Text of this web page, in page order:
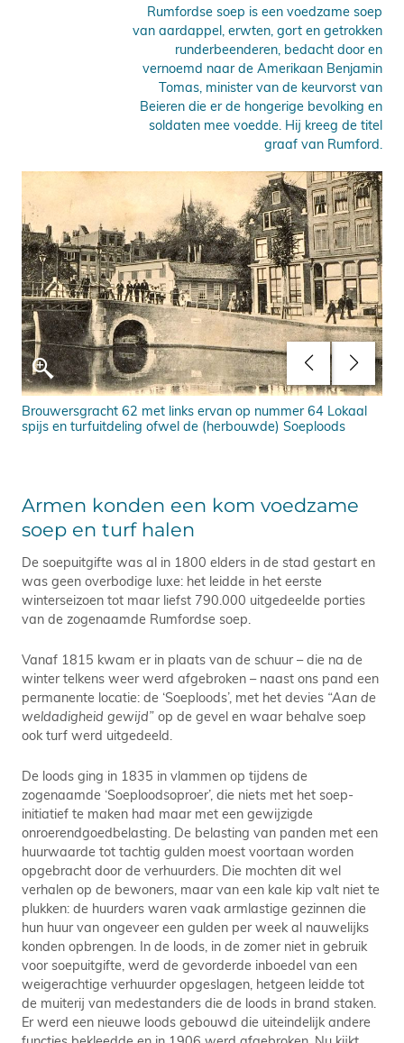
Rumfordse soep is een voedzame soep
van aardappel, erwten, gort en getrokken
runderbeenderen, bedacht door en
vernoemd naar de Amerikaan Benjamin
Tomas, minister van de keurvorst van
Beieren die er de hongerige bevolking en
soldaten mee voedde. Hij kreeg de titel
graaf van Rumford.
Brouwersgracht 62 met links ervan op nummer 64 Lokaal
spijs en turfuitdeling ofwel de (herbouwde) Soeploods
Armen konden een kom voedzame
soep en turf halen
De soepuitgifte was al in 1800 elders in de stad gestart en
was geen overbodige luxe: het leidde in het eerste
winterseizoen tot maar liefst 790.000 uitgedeelde porties
van de zogenaamde Rumfordse soep.
Vanaf 1815 kwam er in plaats van de schuur – die na de
winter telkens weer werd afgebroken – naast ons pand een
permanente locatie: de ‘Soeploods’, met het devies “Aan de
weldadigheid gewijd” op de gevel en waar behalve soep
ook turf werd uitgedeeld.
De loods ging in 1835 in vlammen op tijdens de
zogenaamde ‘Soeploodsoproer’, die niets met het soep-
initiatief te maken had maar met een gewijzigde
onroerendgoedbelasting. De belasting van panden met een
huurwaarde tot tachtig gulden moest voortaan worden
opgebracht door de verhuurders. Die mochten dit wel
verhalen op de bewoners, maar van een kale kip valt niet te
plukken: de huurders waren vaak armlastige gezinnen die
hun huur van ongeveer een gulden per week al nauwelijks
konden opbrengen. In de loods, in de zomer niet in gebruik
voor soepuitgifte, werd de gevorderde inboedel van een
weigerachtige verhuurder opgeslagen, hetgeen leidde tot
de muiterij van medestanders die de loods in brand staken.
Er werd een nieuwe loods gebouwd die uiteindelijk andere